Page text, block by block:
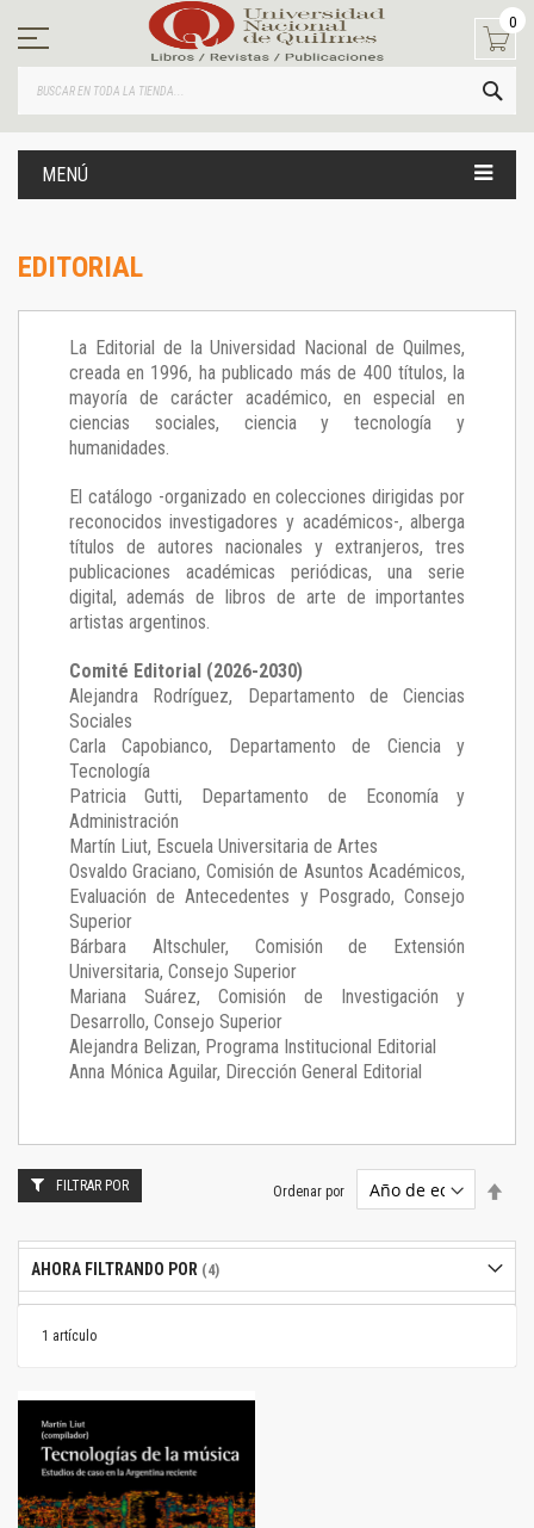
contenido
0
MENÚ
EDITORIAL
La Editorial de la Universidad Nacional de Quilmes,
creada en 1996, ha publicado más de 400 títulos, la
mayoría de carácter académico, en especial en
ciencias sociales, ciencia y tecnología y
humanidades.
El catálogo -organizado en colecciones dirigidas por
reconocidos investigadores y académicos-, alberga
títulos de autores nacionales y extranjeros, tres
publicaciones académicas periódicas, una serie
digital, además de libros de arte de importantes
artistas argentinos.
Comité Editorial (2026-2030)
Alejandra Rodríguez, Departamento de Ciencias
Sociales
Carla Capobianco, Departamento de Ciencia y
Tecnología
Patricia Gutti, Departamento de Economía y
Administración
Martín Liut, Escuela Universitaria de Artes
Osvaldo Graciano, Comisión de Asuntos Académicos,
Evaluación de Antecedentes y Posgrado, Consejo
Superior
Bárbara Altschuler, Comisión de Extensión
Universitaria, Consejo Superior
Mariana Suárez, Comisión de Investigación y
Desarrollo, Consejo Superior
Alejandra Belizan, Programa Institucional Editorial
Anna Mónica Aguilar, Dirección General Editorial
1 artículo
Ordenar por
FILTRAR POR
AHORA FILTRANDO POR